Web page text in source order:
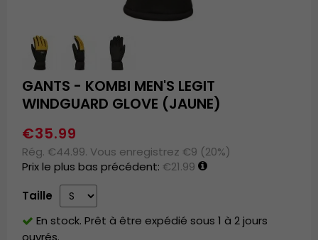
GANTS - KOMBI MEN'S LEGIT
WINDGUARD GLOVE (JAUNE)
€35.99
Rég. €44.99. Vous enregistrez €9 (20%)
Prix le plus bas précédent: €21.99
Taille
En stock. Prêt à être expédié sous 1 à 2 jours
ouvrés.